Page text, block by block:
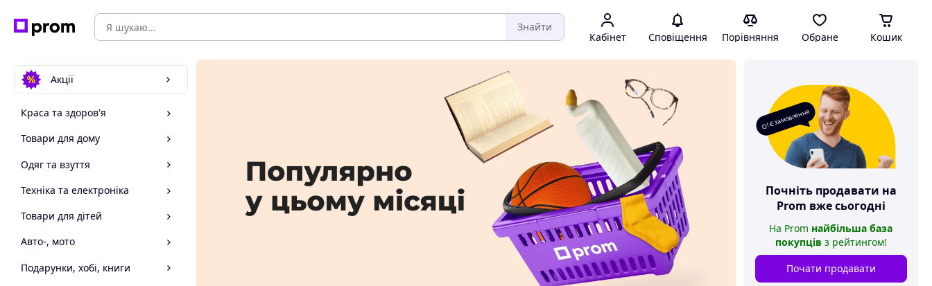
Знайти
Кабінет Сповіщення Порівняння Обране Кошик
Акції
Краса та здоров'я
Товари для дому
Одяг та взуття
Техніка та електроніка
Товари для дітей
Авто-, мото
Подарунки, хобі, книги
О! Є замовлення
Почніть продавати на
Prom вже сьогодні
На Prom найбільша база
покупців з рейтингом!
Почати продавати